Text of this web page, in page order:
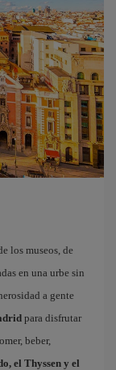
los museos, de
en una urbe sin
a gente
para disfrutar
beber,
el Thyssen y el